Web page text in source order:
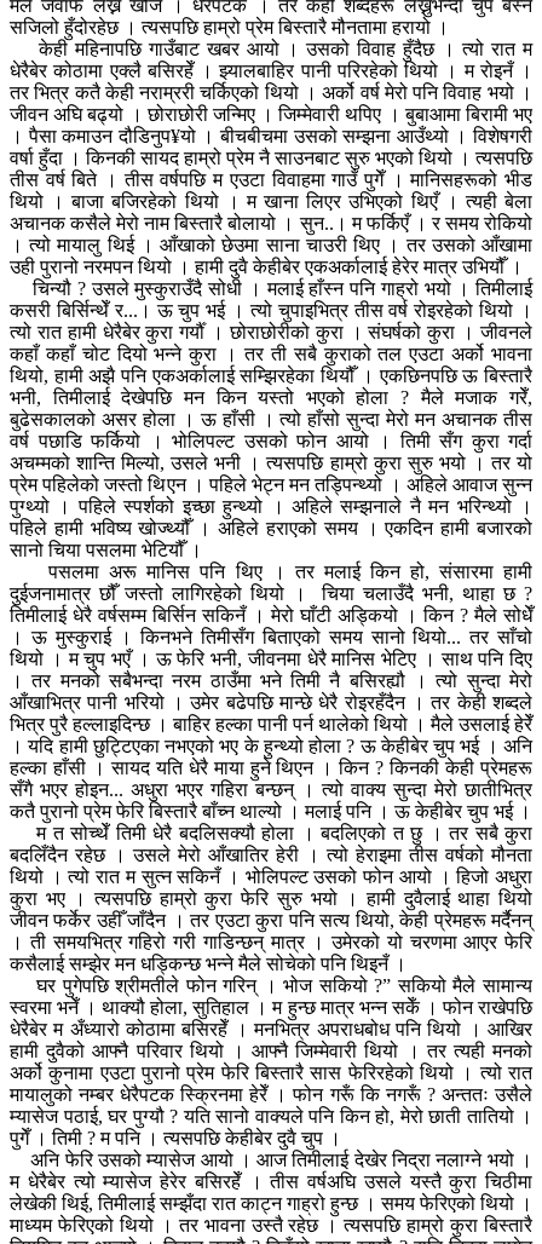
मैले जवाफ लेख्न खोजेँ । धेरैपटक । तर केही शब्दहरू लेख्नुभन्दा चुप बस्न
सजिलो हुँदोरहेछ । त्यसपछि हाम्रो प्रेम बिस्तारै मौनतामा हरायो ।
केही महिनापछि गाउँबाट खबर आयो । उसको विवाह हुँदैछ । त्यो रात म
धेरैबेर कोठामा एक्लै बसिरहेँ । झ्यालबाहिर पानी परिरहेको थियो । म रोइनँ ।
तर भित्र कतै केही नराम्ररी चर्किएको थियो । अर्को वर्ष मेरो पनि विवाह भयो ।
जीवन अघि बढ्यो । छोराछोरी जन्मिए । जिम्मेवारी थपिए । बुबाआमा बिरामी भए
। पैसा कमाउन दौडिनुप¥यो । बीचबीचमा उसको सम्झना आउँथ्यो । विशेषगरी
वर्षा हुँदा । किनकी सायद हाम्रो प्रेम नै साउनबाट सुरु भएको थियो । त्यसपछि
तीस वर्ष बिते । तीस वर्षपछि म एउटा विवाहमा गाउँ पुगेँ । मानिसहरूको भीड
थियो । बाजा बजिरहेको थियो । म खाना लिएर उभिएको थिएँ । त्यही बेला
अचानक कसैले मेरो नाम बिस्तारै बोलायो । सुन..। म फर्किएँ । र समय रोकियो
। त्यो मायालु थिई । आँखाको छेउमा साना चाउरी थिए । तर उसको आँखामा
उही पुरानो नरमपन थियो । हामी दुवै केहीबेर एकअर्कालाई हेरेर मात्र उभियौँ ।
चिन्यौ ? उसले मुस्कुराउँदै सोधी । मलाई हाँस्न पनि गाह्रो भयो । तिमीलाई
कसरी बिर्सिन्थेँ र...। ऊ चुप भई । त्यो चुपाइभित्र तीस वर्ष रोइरहेको थियो ।
त्यो रात हामी धेरैबेर कुरा गर्यौँ । छोराछोरीको कुरा । संघर्षको कुरा । जीवनले
कहाँ कहाँ चोट दियो भन्ने कुरा । तर ती सबै कुराको तल एउटा अर्को भावना
थियो, हामी अझै पनि एकअर्कालाई सम्झिरहेका थियौँ । एकछिनपछि ऊ बिस्तारै
भनी, तिमीलाई देखेपछि मन किन यस्तो भएको होला ? मैले मजाक गरेँ,
बुढेसकालको असर होला । ऊ हाँसी । त्यो हाँसो सुन्दा मेरो मन अचानक तीस
वर्ष पछाडि फर्कियो । भोलिपल्ट उसको फोन आयो । तिमी सँग कुरा गर्दा
अचम्मको शान्ति मिल्यो, उसले भनी । त्यसपछि हाम्रो कुरा सुरु भयो । तर यो
प्रेम पहिलेको जस्तो थिएन । पहिले भेट्न मन तड्पिन्थ्यो । अहिले आवाज सुन्न
पुग्थ्यो । पहिले स्पर्शको इच्छा हुन्थ्यो । अहिले सम्झनाले नै मन भरिन्थ्यो ।
पहिले हामी भविष्य खोज्थ्यौँ । अहिले हराएको समय । एकदिन हामी बजारको
सानो चिया पसलमा भेटियौँ ।
पसलमा अरू मानिस पनि थिए । तर मलाई किन हो, संसारमा हामी
दुईजनामात्र छौँ जस्तो लागिरहेको थियो । चिया चलाउँदै भनी, थाहा छ ?
तिमीलाई धेरै वर्षसम्म बिर्सिन सकिनँ । मेरो घाँटी अड्कियो । किन ? मैले सोधेँ
। ऊ मुस्कुराई । किनभने तिमीसँग बिताएको समय सानो थियो... तर साँचो
थियो । म चुप भएँ । ऊ फेरि भनी, जीवनमा धेरै मानिस भेटिए । साथ पनि दिए
। तर मनको सबैभन्दा नरम ठाउँमा भने तिमी नै बसिरह्यौ । त्यो सुन्दा मेरो
आँखाभित्र पानी भरियो । उमेर बढेपछि मान्छे धेरै रोइरहँदैन । तर केही शब्दले
भित्र पुरै हल्लाइदिन्छ । बाहिर हल्का पानी पर्न थालेको थियो । मैले उसलाई हेरेँ
। यदि हामी छुट्टिएका नभएको भए के हुन्थ्यो होला ? ऊ केहीबेर चुप भई । अनि
हल्का हाँसी । सायद यति धेरै माया हुने थिएन । किन ? किनकी केही प्रेमहरू
सँगै भएर होइन... अधुरा भएर गहिरा बन्छन् । त्यो वाक्य सुन्दा मेरो छातीभित्र
कतै पुरानो प्रेम फेरि बिस्तारै बाँच्न थाल्यो । मलाई पनि । ऊ केहीबेर चुप भई ।
म त सोच्थेँ तिमी धेरै बदलिसक्यौ होला । बदलिएको त छु । तर सबै कुरा
बदलिँदैन रहेछ । उसले मेरो आँखातिर हेरी । त्यो हेराइमा तीस वर्षको मौनता
थियो । त्यो रात म सुत्न सकिनँ । भोलिपल्ट उसको फोन आयो । हिजो अधुरा
कुरा भए । त्यसपछि हाम्रो कुरा फेरि सुरु भयो । हामी दुवैलाई थाहा थियो
जीवन फर्केर उहीँ जाँदैन । तर एउटा कुरा पनि सत्य थियो, केही प्रेमहरू मर्दैनन्
। ती समयभित्र गहिरो गरी गाडिन्छन् मात्र । उमेरको यो चरणमा आएर फेरि
कसैलाई सम्झेर मन धड्किन्छ भन्ने मैले सोचेको पनि थिइनँ ।
घर पुगेपछि श्रीमतीले फोन गरिन् । भोज सकियो ?” सकियो मैले सामान्य
स्वरमा भनेँ । थाक्यौ होला, सुतिहाल । म हुन्छ मात्र भन्न सकेँ । फोन राखेपछि
धेरैबेर म अँध्यारो कोठामा बसिरहेँ । मनभित्र अपराधबोध पनि थियो । आखिर
हामी दुवैको आफ्नै परिवार थियो । आफ्नै जिम्मेवारी थियो । तर त्यही मनको
अर्को कुनामा एउटा पुरानो प्रेम फेरि बिस्तारै सास फेरिरहेको थियो । त्यो रात
मायालुको नम्बर धेरैपटक स्क्रिनमा हेरेँ । फोन गरूँ कि नगरूँ ? अन्ततः उसैले
म्यासेज पठाई, घर पुग्यौ ? यति सानो वाक्यले पनि किन हो, मेरो छाती तातियो ।
पुगेँ । तिमी ? म पनि । त्यसपछि केहीबेर दुवै चुप ।
अनि फेरि उसको म्यासेज आयो । आज तिमीलाई देखेर निद्रा नलाग्ने भयो ।
म धेरैबेर त्यो म्यासेज हेरेर बसिरहेँ । तीस वर्षअघि उसले यस्तै कुरा चिठीमा
लेखेकी थिई, तिमीलाई सम्झँदा रात काट्न गाह्रो हुन्छ । समय फेरिएको थियो ।
माध्यम फेरिएको थियो । तर भावना उस्तै रहेछ । त्यसपछि हाम्रो कुरा बिस्तारै